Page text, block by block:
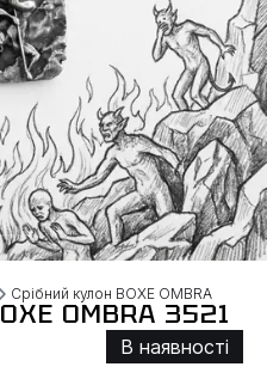
Срібний кулон BOXE OMBRA
OMBRA 3521
В наявності